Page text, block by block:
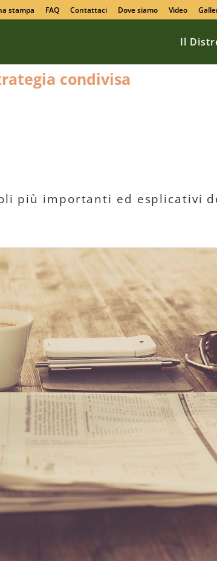
stampa FAQ Contattaci Dove siamo Video
Il
più importanti ed esplicativi
condivisa